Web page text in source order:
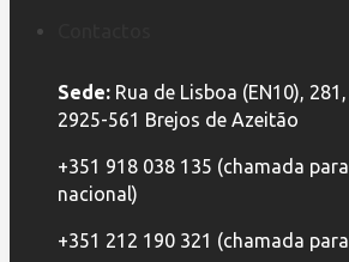
Sede: Rua de Lisboa (EN10),
2925-561 Brejos de Azeitão
+351 918 038 135 (chamada
nacional)
+351 212 190 321 (chamada